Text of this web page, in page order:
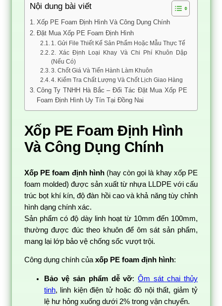
Nội dung bài viết
Xốp PE Foam Định Hình Và Công Dụng Chính
Đặt Mua Xốp PE Foam Định Hình
1. Gửi File Thiết Kế Sản Phẩm Hoặc Mẫu Thực Tế
2. Xác Định Loại Khay Và Chi Phí Khuôn Dập
(Nếu Có)
3. Chốt Giá Và Tiến Hành Làm Khuôn
4. Kiểm Tra Chất Lượng Và Chốt Lịch Giao Hàng
Công Ty TNHH Hà Bắc – Đối Tác Đặt Mua Xốp PE
Foam Định Hình Uy Tín Tại Đồng Nai
Xốp PE Foam Định Hình
Và Công Dụng Chính
Xốp PE foam định hình(hay còn gọi là khay xốp PE
foam molded) được sản xuất từ nhựa LLDPE với cấu
trúc bọt khí kín, độ đàn hồi cao và khả năng tùy chỉnh
hình dạng chính xác.
Sản phẩm có độ dày linh hoạt từ 10mm đến 100mm,
thường được đúc theo khuôn để ôm sát sản phẩm,
mang lại lớp bảo vệ chống sốc vượt trội.
Công dụng chính củaxốp PE foam định hình:
Bảo vệ sản phẩm dễ vỡ:Ôm sát chai thủy
tinh, linh kiện điện tử hoặc đồ nội thất, giảm tỷ
lệ hư hỏng xuống dưới 2% trong vận chuyển.